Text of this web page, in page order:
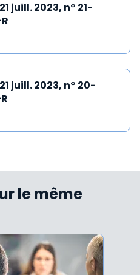
juill. 2023, n° 21-
juill. 2023, n° 20-
le même